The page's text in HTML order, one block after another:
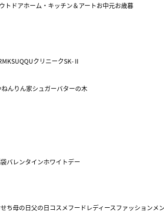
トドアホーム・キッチン＆アートお中元お歳暮
SUQQUクリニークSK-Ⅱ
ねんりん家シュガーバターの木
バレンタインホワイトデー
ち母の日父の日 コスメフードレディースファッションメ